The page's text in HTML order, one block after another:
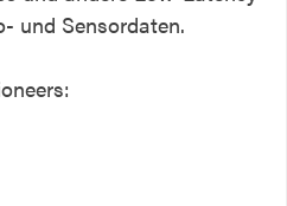
und Sensordaten.